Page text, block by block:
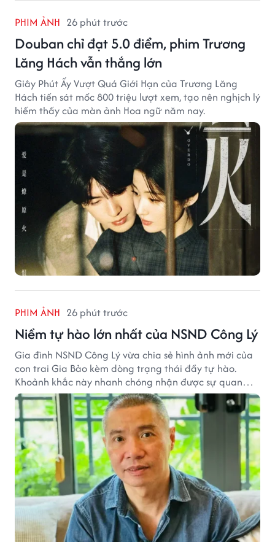
PHIM ẢNH 26 phút trước
Douban chỉ đạt 5.0 điểm, phim Trương
Lăng Hách vẫn thắng lớn
Giây Phút Ấy Vượt Quá Giới Hạn của Trương Lăng
Hách tiến sát mốc 800 triệu lượt xem, tạo nên nghịch lý
hiếm thấy của màn ảnh Hoa ngữ năm nay.
PHIM ẢNH 26 phút trước
Niềm tự hào lớn nhất của NSND Công Lý
Gia đình NSND Công Lý vừa chia sẻ hình ảnh mới của
con trai Gia Bảo kèm dòng trạng thái đầy tự hào.
Khoảnh khắc này nhanh chóng nhận được sự quan
tâm từ đông đảo khán giả.